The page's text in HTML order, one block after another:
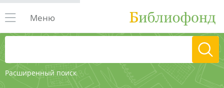
Расширенный поиск
Меню